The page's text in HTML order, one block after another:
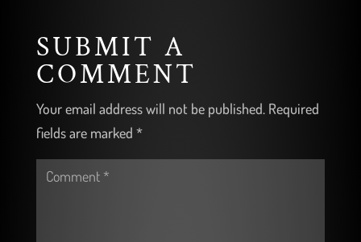
SUBMIT A
COMMENT
Your email address will not be published. Required
fields are marked *